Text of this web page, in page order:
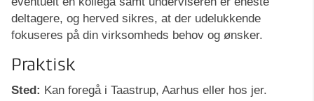
deltagere, og herved sikres, at der udelukkende
fokuseres på din virksomheds behov og ønsker.
Praktisk
Sted: Kan foregå i Taastrup, Aarhus eller hos jer.